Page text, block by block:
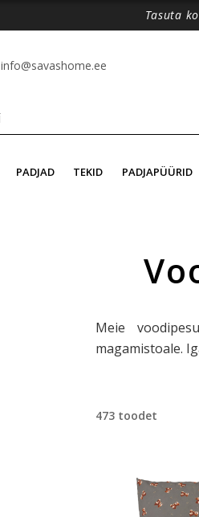
Tasuta
info@savashome.ee
PADJAD TEKID PADJAPÜÜRID
Meie
magamistoale.
473 toodet